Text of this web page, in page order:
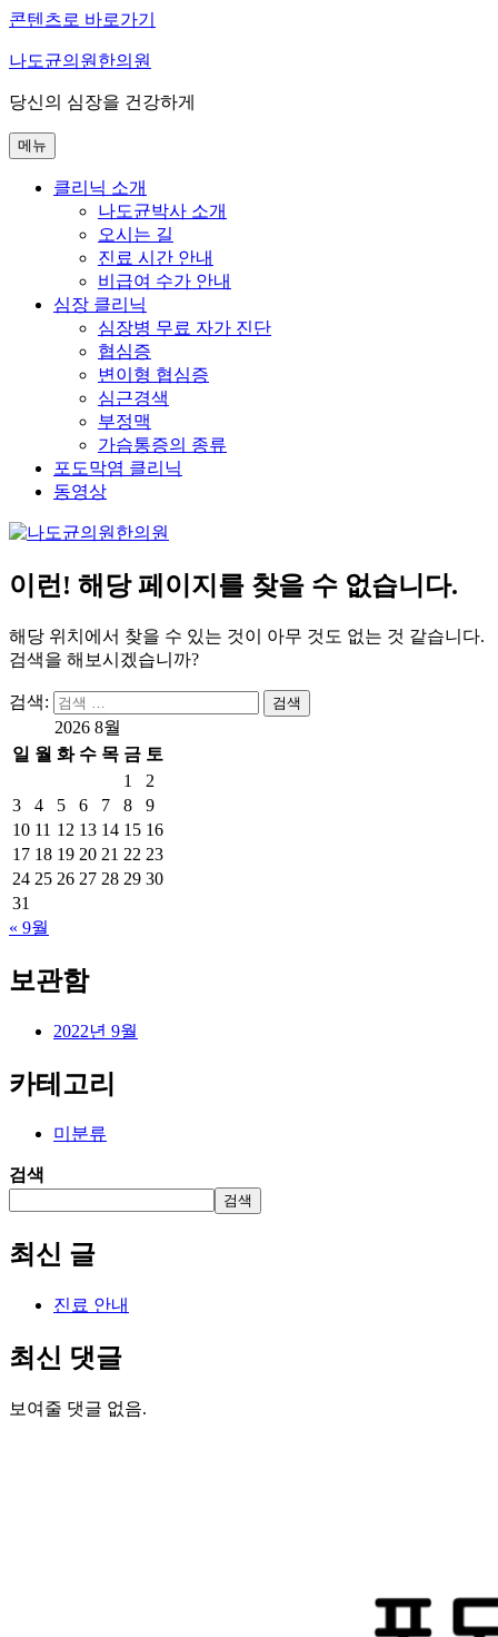
콘텐츠로 바로가기
나도균의원한의원
당신의 심장을 건강하게
메뉴
클리닉 소개
나도균박사 소개
오시는 길
진료 시간 안내
비급여 수가 안내
심장 클리닉
심장병 무료 자가 진단
협심증
변이형 협심증
심근경색
부정맥
가슴통증의 종류
포도막염 클리닉
동영상
이런! 해당 페이지를 찾을 수 없습니다.
해당 위치에서 찾을 수 있는 것이 아무 것도 없는 것 같습니다.
검색을 해보시겠습니까?
검색: 검색
2026 8월
일 월 화 수 목 금 토
1
2
3
4 5 6 7 8
9
10 11 12 13 14 15 16
17 18 19 20 21 22 23
24 25 26 27 28 29 30
31
« 9월
보관함
2022년 9월
카테고리
미분류
검색
검색
최신 글
진료 안내
최신 댓글
보여줄 댓글 없음.